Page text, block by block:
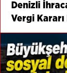
Denizli
Vergi Kararı